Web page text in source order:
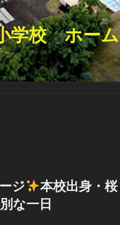
学校 ホー
～
ジ
本校出身・桜
な一日